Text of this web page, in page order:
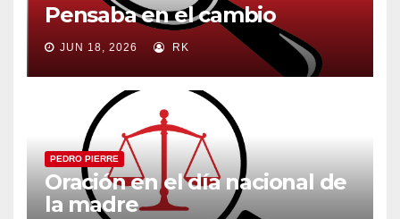
Pensaba en el cambio
JUN 18, 2026 RK
PEDRO PIERRE
Oración en el día nacional de
la madre